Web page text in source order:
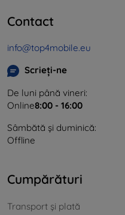
Contact
info@top4mobile.eu
Scrieți-ne
De luni până vineri:
Online8:00 - 16:00
Sâmbătă și duminică:
Offline
Cumpărături
Transport și plată